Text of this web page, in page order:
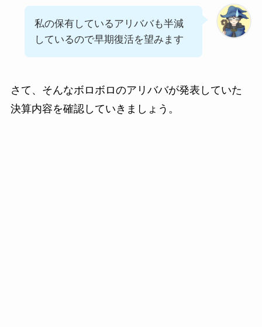
私の保有しているアリババも半減
しているので早期復活を望みます
さて、そんなボロボロのアリババが発表していた
決算内容を確認していきましょう。